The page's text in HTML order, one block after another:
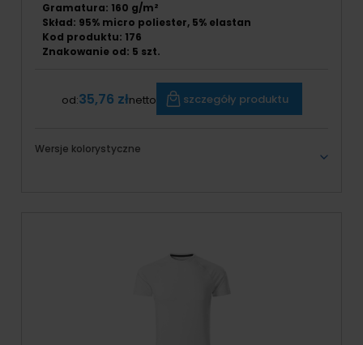
Gramatura: 160 g/m²
Skład: 95% micro poliester, 5% elastan
Kod produktu: 176
Znakowanie od: 5 szt.
od:35,76 złnetto szczegóły produktu
Wersje kolorystyczne